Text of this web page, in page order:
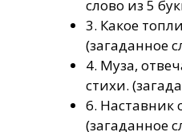
слово из 5
3. Какое
(загаданное
4. Муза,
стихи.
6. Наставник
(загаданное